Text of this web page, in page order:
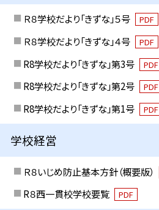
Ｒ８学校だより「きずな」５号 PDF
Ｒ８学校だより「きずな」４号
PDF
R8学校だより「きずな」第3号
PDF
R8学校だより「きずな」第2号
PDF
R8学校だより「きずな」第1号 PDF
学校経営
Ｒ８いじめ防止基本方針（概要版）
R８西一貫校学校要覧
PDF